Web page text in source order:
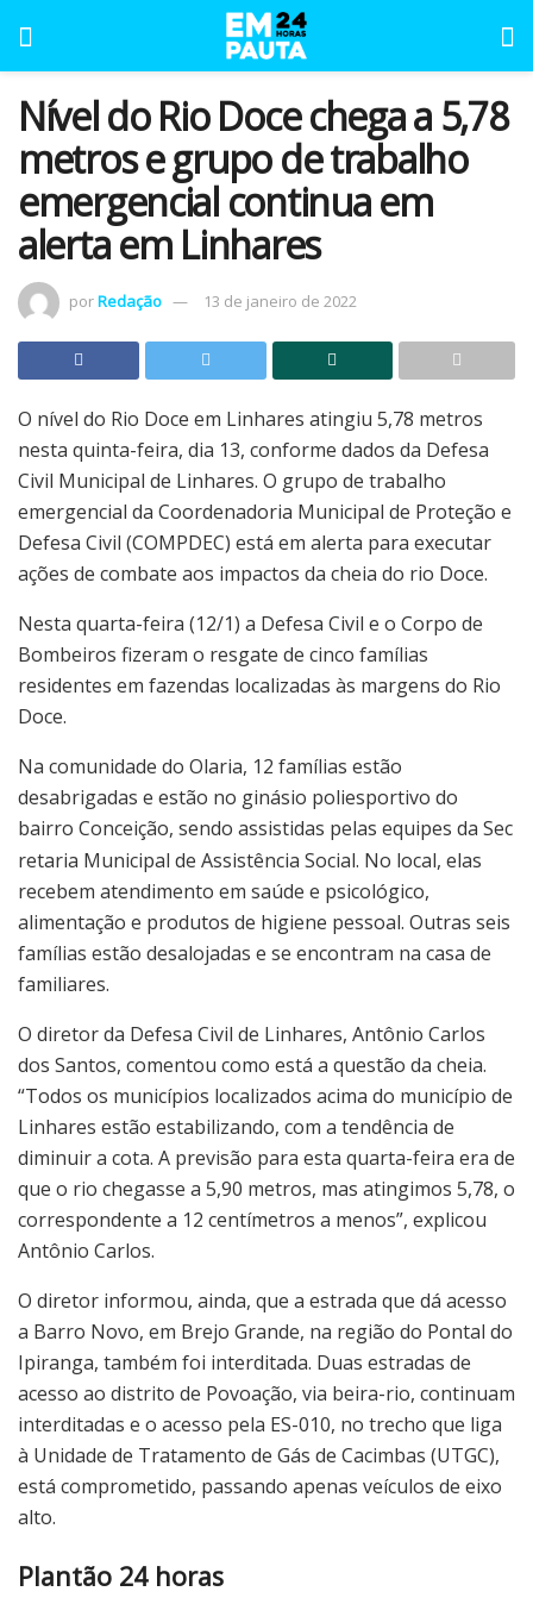
Nível do Rio Doce chega a 5,78
metros e grupo de trabalho
emergencial continua em
alerta em Linhares
porRedação 13 de janeiro de 2022
O nível do Rio Doce em Linhares atingiu 5,78 metros
nesta quinta-feira, dia 13, conforme dados da Defesa
Civil Municipal de Linhares. O grupo de trabalho
emergencial da Coordenadoria Municipal de Proteção e
Defesa Civil (COMPDEC) está em alerta para executar
ações de combate aos impactos da cheia do rio Doce.
Nesta quarta-feira (12/1) a Defesa Civil e o Corpo de
Bombeiros fizeram o resgate de cinco famílias
residentes em fazendas localizadas às margens do Rio
Doce.
Na comunidade do Olaria, 12 famílias estão
desabrigadas e estão no ginásio poliesportivo do
bairro Conceição, sendo assistidas pelas equipes da Sec
retaria Municipal de Assistência Social. No local, elas
recebem atendimento em saúde e psicológico,
alimentação e produtos de higiene pessoal. Outras seis
famílias estão desalojadas e se encontram na casa de
familiares.
O diretor da Defesa Civil de Linhares, Antônio Carlos
dos Santos, comentou como está a questão da cheia.
“Todos os municípios localizados acima do município de
Linhares estão estabilizando, com a tendência de
diminuir a cota. A previsão para esta quarta-feira era de
que o rio chegasse a 5,90 metros, mas atingimos 5,78, o
correspondente a 12 centímetros a menos”, explicou
Antônio Carlos.
O diretor informou, ainda, que a estrada que dá acesso
a Barro Novo, em Brejo Grande, na região do Pontal do
Ipiranga, também foi interditada. Duas estradas de
acesso ao distrito de Povoação, via beira-rio, continuam
interditadas e o acesso pela ES-010, no trecho que liga
à Unidade de Tratamento de Gás de Cacimbas (UTGC),
está comprometido, passando apenas veículos de eixo
alto.
Plantão 24 horas